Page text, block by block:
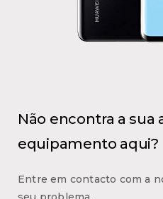
Não encontra a sua
equipamento aqui?
Entre em contacto com a